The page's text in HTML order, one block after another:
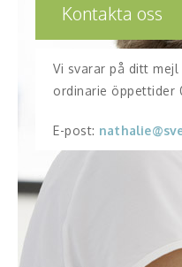
Kontakta oss
Vi svarar på ditt
ordinarie öppettider
E-post: